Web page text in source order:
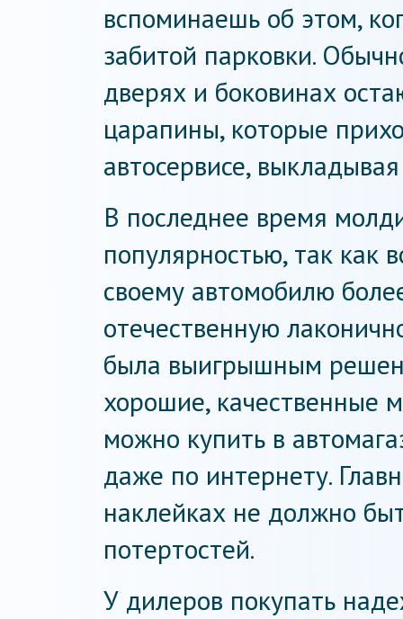
вспоминаешь об этом,
забитой парковки.
дверях и боковинах
царапины, которые
автосервисе,
В последнее время
популярностью, так как
своему автомобилю
отечественную
была выигрышным
хорошие, качественные
можно купить в
даже по интернету.
наклейках не должно
потертостей.
У дилеров покупать